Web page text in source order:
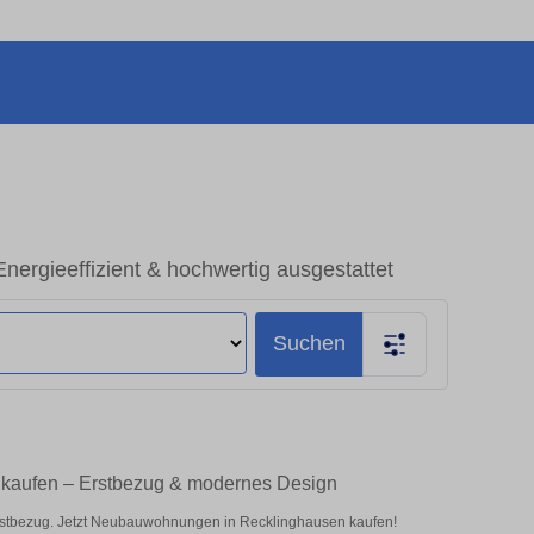
& hochwertig ausgestattet
Suchen
– Erstbezug & modernes Design
Jetzt Neubauwohnungen in Recklinghausen kaufen!